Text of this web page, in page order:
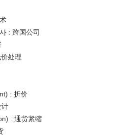
: 跨国公司
处理
: 折价
计
: 通货紧缩